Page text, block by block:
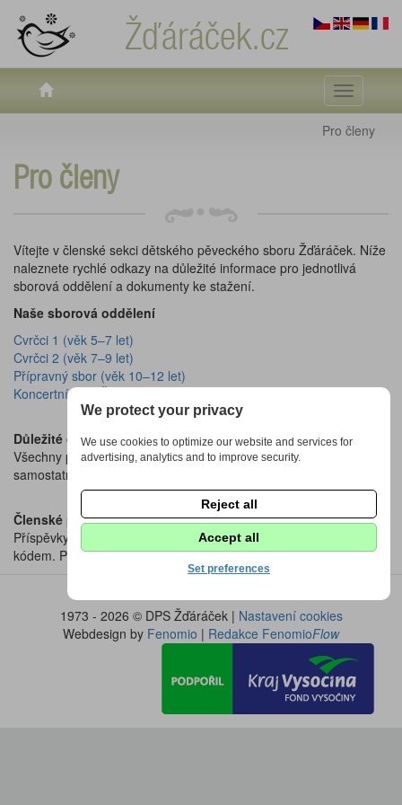
Žďáráček.cz
Toggle
Pro členy
Pro členy
Vítejte v členské sekci dětského pěveckého sboru Žďáráček. Níže
naleznete rychlé odkazy na důležité informace pro jednotlivá
sborová oddělení a dokumenty ke stažení.
Naše sborová oddělení
Cvrčci 1 (věk 5–7 let)
Cvrčci 2 (věk 7–9 let)
Přípravný sbor (věk 10–12 let)
Koncertní sbor Žďáráček (od 12 let)
Důležité dokumenty
Všechny potřebné formuláře, přihlášky a stanovy naleznete v
samostatné sekci
Členské příspěvky
Příspěvky na školní rok se hradí bankovním převodem nebo QR
kódem. Přesné pokyny a podklady k platbě najdetezde.
1973 - 2026 © DPS Žďáráček | Nastavení cookies
Webdesign by Fenomio | Redakce FenomioFlow
We protect your privacy
We use cookies to optimize our website and services for
advertising, analytics and to improve security.
Reject all
Accept all
Set preferences